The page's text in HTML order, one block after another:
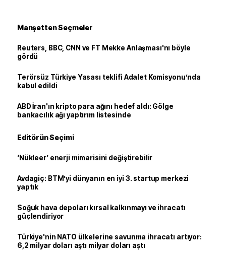
Manşetten Seçmeler
Reuters, BBC, CNN ve FT Mekke Anlaşması'nı böyle
gördü
Terörsüz Türkiye Yasası teklifi Adalet Komisyonu’nda
kabul edildi
ABD İran'ın kripto para ağını hedef aldı: Gölge
bankacılık ağı yaptırım listesinde
Editörün Seçimi
‘Nükleer’ enerji mimarisini değiştirebilir
Avdagiç: BTM’yi dünyanın en iyi 3. startup merkezi
yaptık
Soğuk hava depoları kırsal kalkınmayı ve ihracatı
güçlendiriyor
Türkiye'nin NATO ülkelerine savunma ihracatı artıyor:
6,2 milyar doları aştı milyar doları aştı